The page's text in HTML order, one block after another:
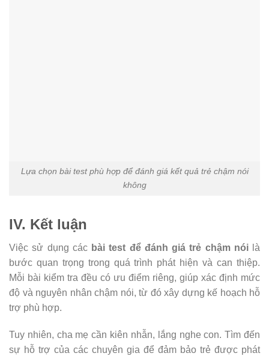
Lựa chọn bài test phù hợp để đánh giá kết quả trẻ chậm nói
không
IV. Kết luận
Việc sử dụng các bài test để đánh giá trẻ chậm nóilà
bước quan trọng trong quá trình phát hiện và can thiệp.
Mỗi bài kiểm tra đều có ưu điểm riêng, giúp xác định mức
độ và nguyên nhân chậm nói, từ đó xây dựng kế hoạch hỗ
trợ phù hợp.
Tuy nhiên, cha mẹ cần kiên nhẫn, lắng nghe con. Tìm đến
sự hỗ trợ của các chuyên gia để đảm bảo trẻ được phát